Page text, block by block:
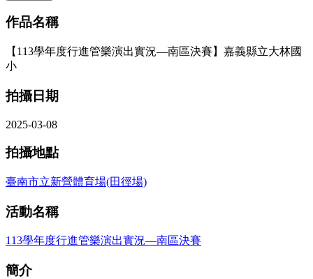
作品名稱
【113學年度行進管樂演出實況—南區決賽】嘉義縣立大林國
小
拍攝日期
2025-03-08
拍攝地點
臺南市立新營體育場(田徑場)
活動名稱
113學年度行進管樂演出實況—南區決賽
簡介